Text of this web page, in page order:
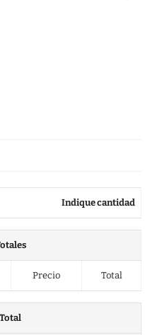
Indique cantidad
Precio Total